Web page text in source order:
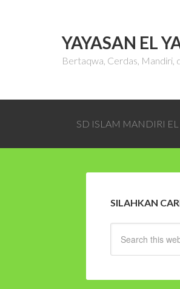
YAYASAN EL
Bertaqwa, Cerdas, Mandiri,
SD ISLAM MANDIRI EL
SILAHKAN